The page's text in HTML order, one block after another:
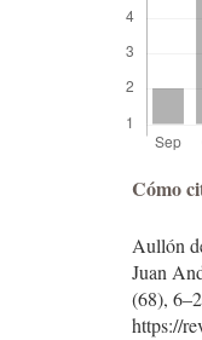
Cómo
Aullón
Juan
(68),
https://